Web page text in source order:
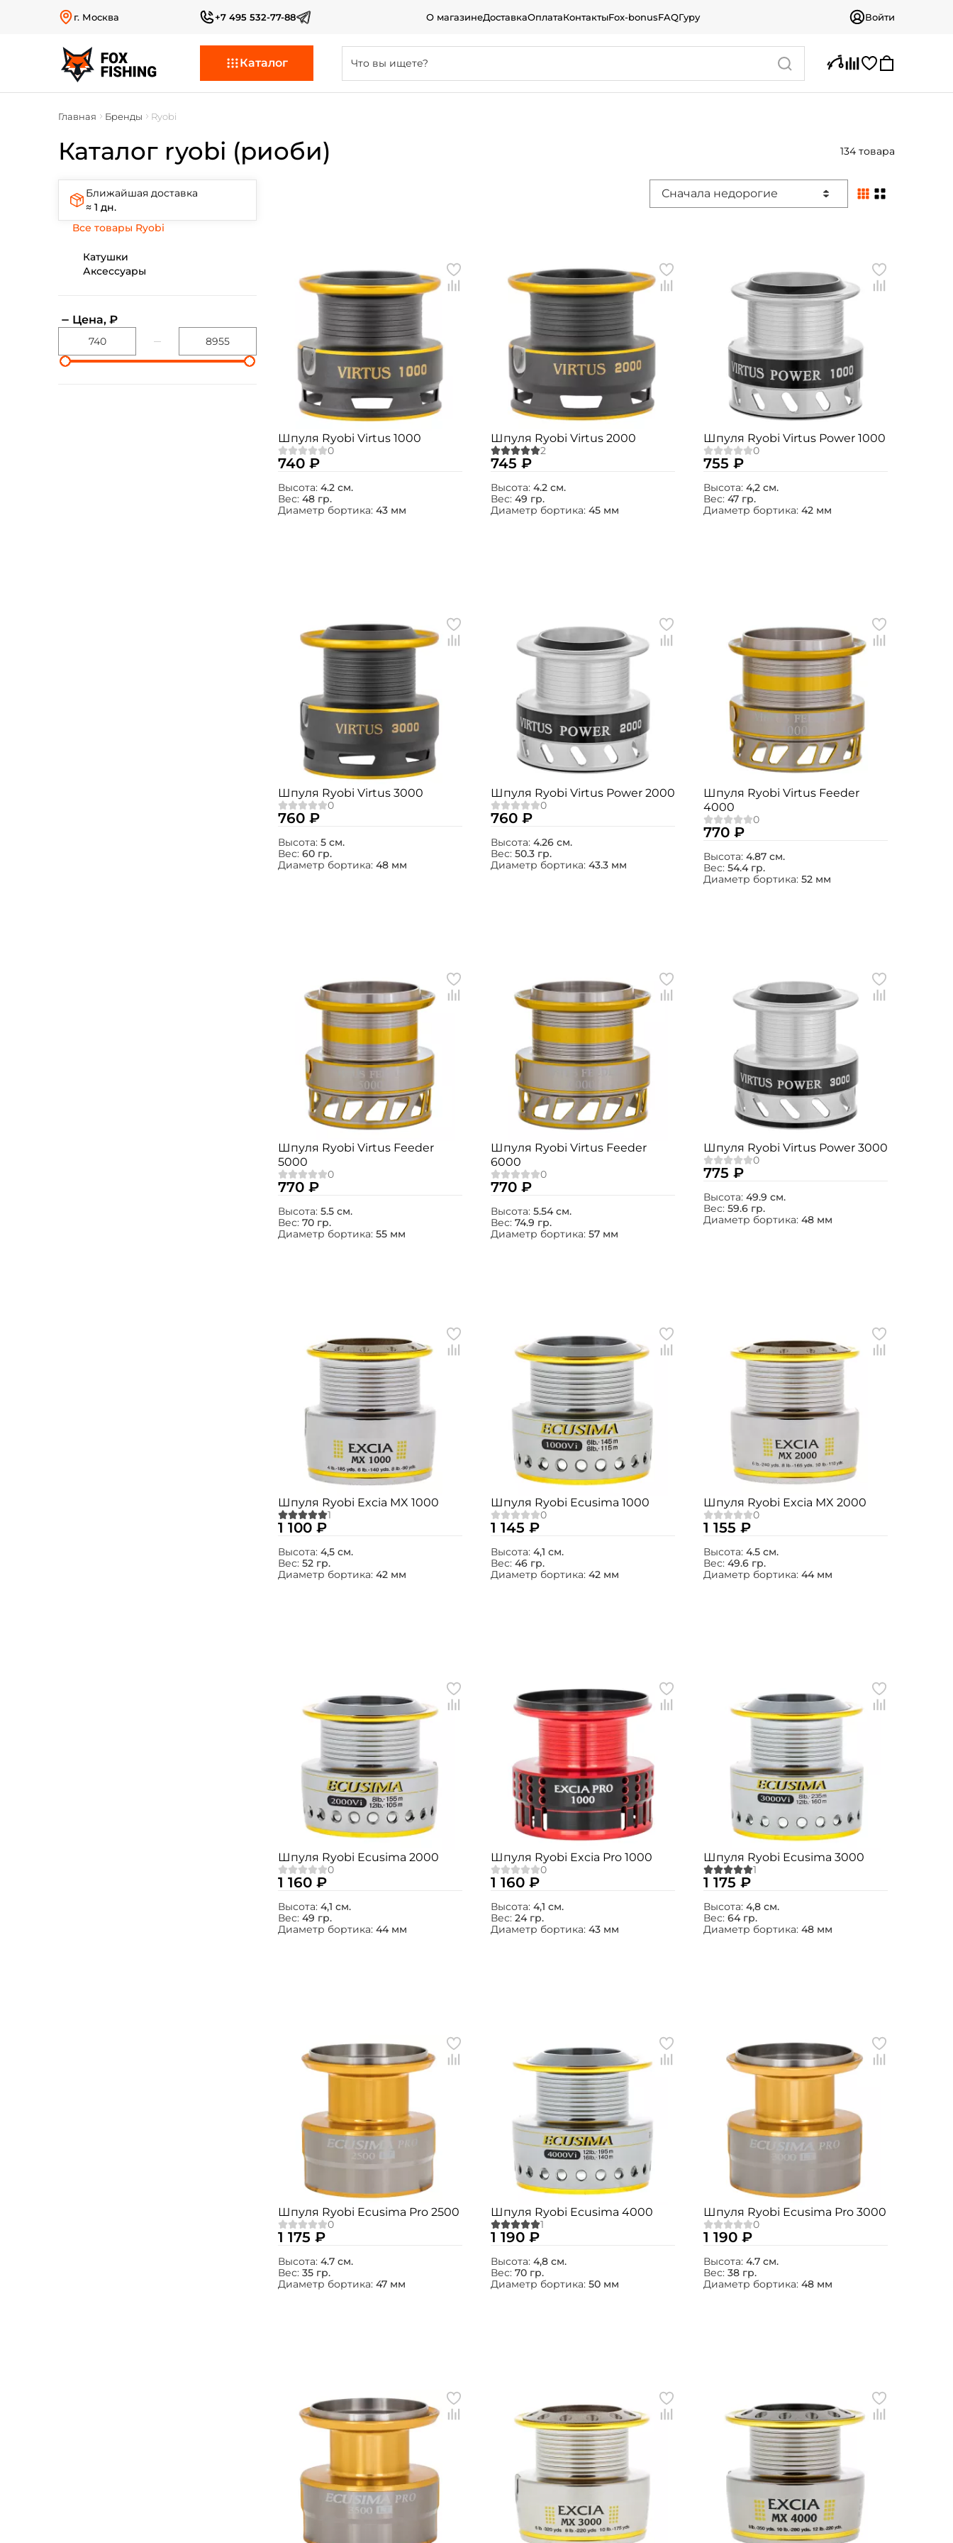
г. Москва +7 495 532-77-88 О магазинеДоставкаОплатаКонтактыFox-bonusFAQГуру Войти
Каталог
Главная Бренды Ryobi
Каталог ryobi (риоби) 134 товара
Ближайшая доставка
≈ 1 дн.
Все товары Ryobi
Катушки
Аксессуары
Цена, ₽
Сначала недорогие
Шпуля Ryobi Virtus 1000
740 ₽
Высота: 4.2 см.
Вес: 48 гр.
Диаметр бортика: 43 мм
Шпуля Ryobi Virtus 2000
745 ₽
Высота: 4.2 см.
Вес: 49 гр.
Диаметр бортика: 45 мм
Шпуля Ryobi Virtus Power 1000
755 ₽
Высота: 4,2 см.
Вес: 47 гр.
Диаметр бортика: 42 мм
Шпуля Ryobi Virtus 3000
760 ₽
Высота: 5 см.
Вес: 60 гр.
Диаметр бортика: 48 мм
Шпуля Ryobi Virtus Power 2000
760 ₽
Высота: 4.26 см.
Вес: 50.3 гр.
Диаметр бортика: 43.3 мм
Шпуля Ryobi Virtus Feeder
4000
770 ₽
Высота: 4.87 см.
Вес: 54.4 гр.
Диаметр бортика: 52 мм
Шпуля Ryobi Virtus Feeder
5000
770 ₽
Высота: 5.5 см.
Вес: 70 гр.
Диаметр бортика: 55 мм
Шпуля Ryobi Virtus Feeder
6000
770 ₽
Высота: 5.54 см.
Вес: 74.9 гр.
Диаметр бортика: 57 мм
Шпуля Ryobi Virtus Power 3000
775 ₽
Высота: 49.9 см.
Вес: 59.6 гр.
Диаметр бортика: 48 мм
Шпуля Ryobi Excia MX 1000
1 100 ₽
Высота: 4,5 см.
Вес: 52 гр.
Диаметр бортика: 42 мм
Шпуля Ryobi Ecusima 1000
1 145 ₽
Высота: 4,1 см.
Вес: 46 гр.
Диаметр бортика: 42 мм
Шпуля Ryobi Excia MX 2000
1 155 ₽
Высота: 4.5 см.
Вес: 49.6 гр.
Диаметр бортика: 44 мм
Шпуля Ryobi Ecusima 2000
1 160 ₽
Высота: 4,1 см.
Вес: 49 гр.
Диаметр бортика: 44 мм
Шпуля Ryobi Excia Pro 1000
1 160 ₽
Высота: 4,1 см.
Вес: 24 гр.
Диаметр бортика: 43 мм
Шпуля Ryobi Ecusima 3000
1 175 ₽
Высота: 4,8 см.
Вес: 64 гр.
Диаметр бортика: 48 мм
Шпуля Ryobi Ecusima Pro 2500
1 175 ₽
Высота: 4.7 см.
Вес: 35 гр.
Диаметр бортика: 47 мм
Шпуля Ryobi Ecusima 4000
1 190 ₽
Высота: 4,8 см.
Вес: 70 гр.
Диаметр бортика: 50 мм
Шпуля Ryobi Ecusima Pro 3000
1 190 ₽
Высота: 4.7 см.
Вес: 38 гр.
Диаметр бортика: 48 мм
Создать аккаунт
Повторите пароль: *
Заполняя данную форму вы соглашаетесь на
обработкуперсональных данных
Создать аккаунт
У меня уже есть аккаунт